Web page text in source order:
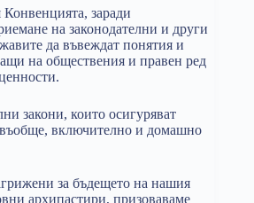
заради
на законодателни и други
да въвеждат понятия и
на обществения и правен ред
закони, които осигуряват
включително и домашно
за бъдещето на нашия
архипастири, призоваваме